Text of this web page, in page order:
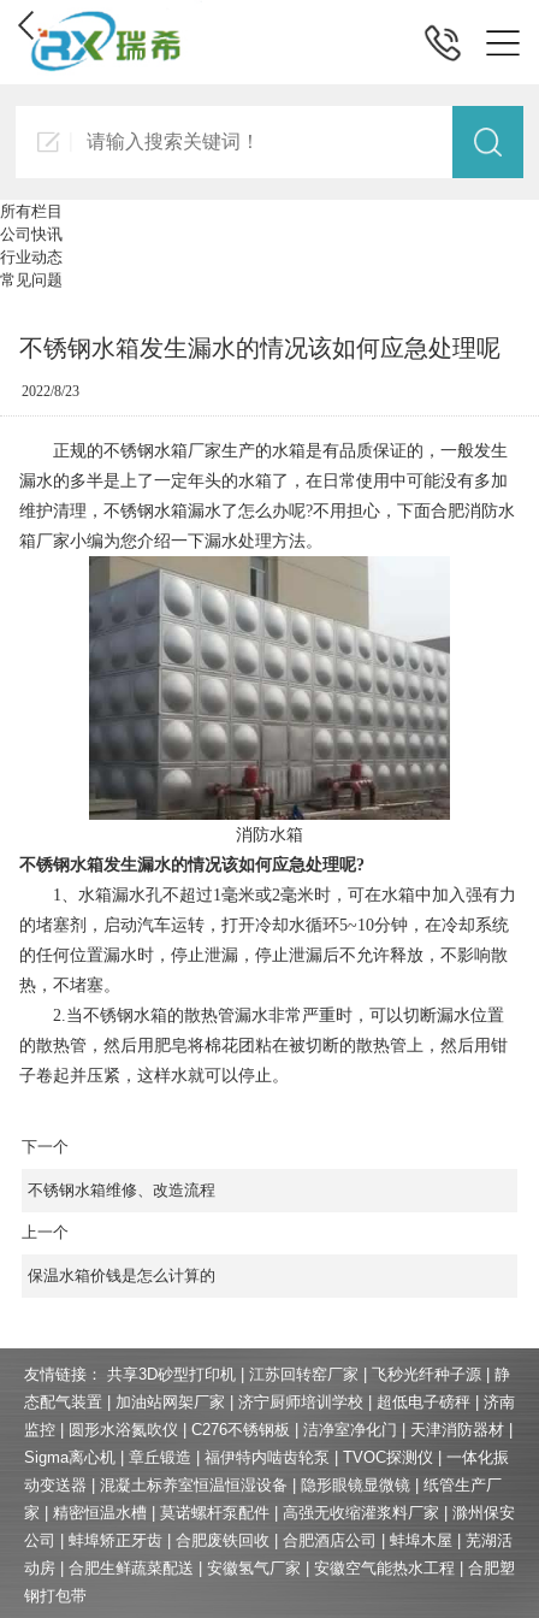
所有栏目
公司快讯
行业动态
常见问题
不锈钢水箱发生漏水的情况该如何应急处理呢
2022/8/23
正规的不锈钢水箱厂家生产的水箱是有品质保证的，一般发生
漏水的多半是上了一定年头的水箱了，在日常使用中可能没有多加
维护清理，不锈钢水箱漏水了怎么办呢?不用担心，下面合肥消防水
箱厂家小编为您介绍一下漏水处理方法。
消防水箱
不锈钢水箱发生漏水的情况该如何应急处理呢?
1、水箱漏水孔不超过1毫米或2毫米时，可在水箱中加入强有力
的堵塞剂，启动汽车运转，打开冷却水循环5~10分钟，在冷却系统
的任何位置漏水时，停止泄漏，停止泄漏后不允许释放，不影响散
热，不堵塞。
2.当不锈钢水箱的散热管漏水非常严重时，可以切断漏水位置
的散热管，然后用肥皂将棉花团粘在被切断的散热管上，然后用钳
子卷起并压紧，这样水就可以停止。
下一个
不锈钢水箱维修、改造流程
上一个
保温水箱价钱是怎么计算的
友情链接： 共享3D砂型打印机 | 江苏回转窑厂家 | 飞秒光纤种子源 | 静
态配气装置 | 加油站网架厂家 | 济宁厨师培训学校 | 超低电子磅秤 | 济南
监控 | 圆形水浴氮吹仪 | C276不锈钢板 | 洁净室净化门 | 天津消防器材 |
Sigma离心机 | 章丘锻造 | 福伊特内啮齿轮泵 | TVOC探测仪 | 一体化振
动变送器 | 混凝土标养室恒温恒湿设备 | 隐形眼镜显微镜 | 纸管生产厂
家 | 精密恒温水槽 | 莫诺螺杆泵配件 | 高强无收缩灌浆料厂家 | 滁州保安
公司 | 蚌埠矫正牙齿 | 合肥废铁回收 | 合肥酒店公司 | 蚌埠木屋 | 芜湖活
动房 | 合肥生鲜蔬菜配送 | 安徽氢气厂家 | 安徽空气能热水工程 | 合肥塑
钢打包带